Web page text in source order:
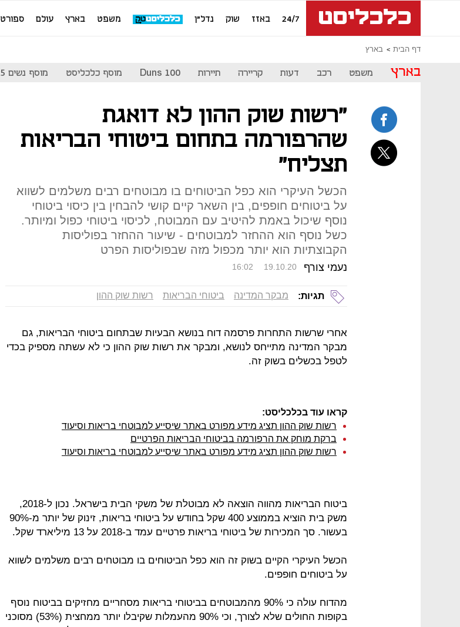
24/7 באזז שוק נדל"ן משפט בארץ עולם ספורט
דף הבית בארץ
בארץ משפט רכב דעות קריירה תיירות Duns 100 מוסף כלכליסט מוסף נשים 2025
"רשות שוק ההון לא דואגת
שהרפורמה בתחום ביטוחי הבריאות
תצליח"
הכשל העיקרי הוא כפל הביטוחים בו מבוטחים רבים משלמים לשווא
על ביטוחים חופפים, בין השאר קיים קושי להבחין בין כיסוי ביטוחי
נוסף שיכול באמת להיטיב עם המבוטח, לכיסוי ביטוחי כפול ומיותר.
כשל נוסף הוא ההחזר למבוטחים - שיעור ההחזר בפוליסות
הקבוצתיות הוא יותר מכפול מזה שבפוליסות הפרט
נעמי צורף 16:02 19.10.20
תגיות: מבקר המדינה ביטוחי הבריאות רשות שוק ההון
אחרי שרשות התחרות פרסמה דוח בנושא הבעיות שבתחום ביטוחי הבריאות, גם
מבקר המדינה מתייחס לנושא, ומבקר את רשות שוק ההון כי לא עשתה מספיק בכדי
לטפל בכשלים בשוק זה.
קראו עוד בכלכליסט:
רשות שוק ההון תציג מידע מפורט באתר שיסייע למבוטחי בריאות וסיעוד
ברקת מוחק את הרפורמה בביטוחי הבריאות הפרטיים
רשות שוק ההון תציג מידע מפורט באתר שיסייע למבוטחי בריאות וסיעוד
ביטוח הבריאות מהווה הוצאה לא מבוטלת של משקי הבית בישראל. נכון ל-2018,
משק בית הוציא בממוצע 400 שקל בחודש על ביטוחי בריאות, זינוק של יותר מ-90%
בעשור. סך המכירות של ביטוחי בריאות פרטיים עמד ב-2018 על 13 מיליארד שקל.
הכשל העיקרי הקיים בשוק זה הוא כפל הביטוחים בו מבוטחים רבים משלמים לשווא
על ביטוחים חופפים.
מהדוח עולה כי 90% מהמבוטחים בביטוחי בריאות מסחריים מחזיקים בביטוח נוסף
בקופות החולים שלא לצורך, וכי 90% מהעמלות שקיבלו יותר ממחצית (53%) מסוכני